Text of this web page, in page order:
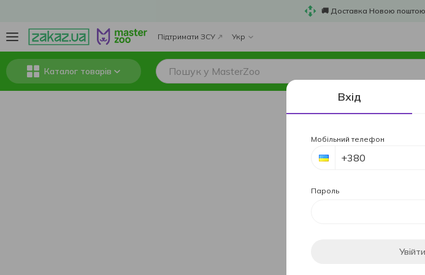
🚚 Доставка Новою поштою
Підтримати ЗСУ Укр
Каталог товарів
Вхід
Мобільний телефон
Пароль
Увійти